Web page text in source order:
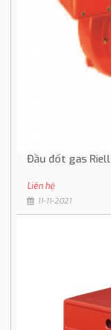
Đầu đốt gas
Liên hệ
11-11-2021